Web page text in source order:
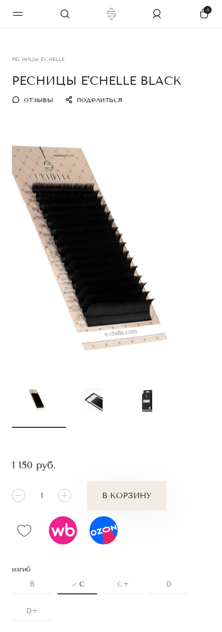
0
РЕСНИЦЫ E'CHELLE
РЕСНИЦЫ E'CHELLE BLACK
отзывы поделиться
изгиб
B
C C+ D
D+
1 150 руб.
В КОРЗИНУ